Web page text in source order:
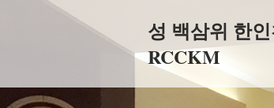
성 백삼위 한
RCCKM